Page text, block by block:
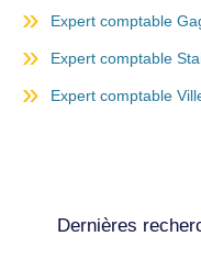
Expert comptable
Expert comptable
Expert comptable
Dernières